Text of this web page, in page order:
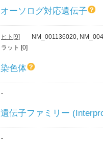
オーソログ対応遺伝子
ヒト[9]
NM_001136020,
ラット [0]
染色体
-
遺伝子ファミリー
-